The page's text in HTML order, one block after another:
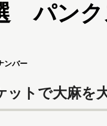
パンク
ンバー
ットで大麻を